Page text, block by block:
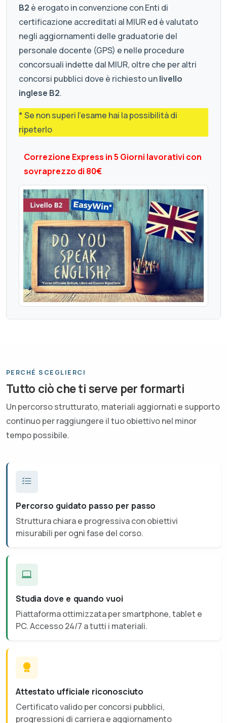
B2 è erogato in convenzione con Enti di
certificazione accreditati al MIUR ed è valutato
negli aggiornamenti delle graduatorie del
personale docente (GPS) e nelle procedure
concorsuali indette dal MIUR, oltre che per altri
concorsi pubblici dove è richiesto unlivello
inglese B2.
* Se non superi l'esame hai la possibilità di
ripeterlo
Correzione Express in 5 Giorni lavorativi con
sovraprezzo di 80€
PERCHÉ SCEGLIERCI
Tutto ciò che ti serve per formarti
Un percorso strutturato, materiali aggiornati e supporto
continuo per raggiungere il tuo obiettivo nel minor
tempo possibile.
Percorso guidato passo per passo
Struttura chiara e progressiva con obiettivi
misurabili per ogni fase del corso.
Studia dove e quando vuoi
Piattaforma ottimizzata per smartphone, tablet e
PC. Accesso 24/7 a tutti i materiali.
Attestato ufficiale riconosciuto
Certificato valido per concorsi pubblici,
progressioni di carriera e aggiornamento